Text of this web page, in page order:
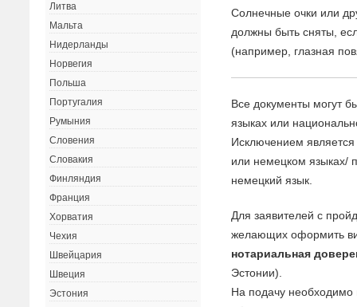
Солнечные очки или
должны быть сняты,
(например, глазная
Все документы могут
языках или
Исключением
или немецком языках/
немецкий язык.
Для заявителей с
желающих оформить
нотариальная
Эстонии).
На подачу необходимо
Литва
Мальта
Нидерланды
Норвегия
Польша
Португалия
Румыния
Словения
Словакия
Финляндия
Франция
Хорватия
Чехия
Швейцария
Швеция
Эстония